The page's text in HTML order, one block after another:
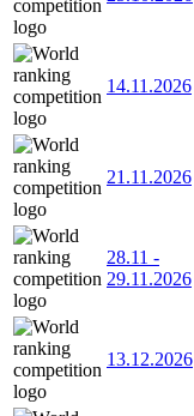
14.11.2026
21.11.2026
28.11 -
29.11.2026
13.12.2026